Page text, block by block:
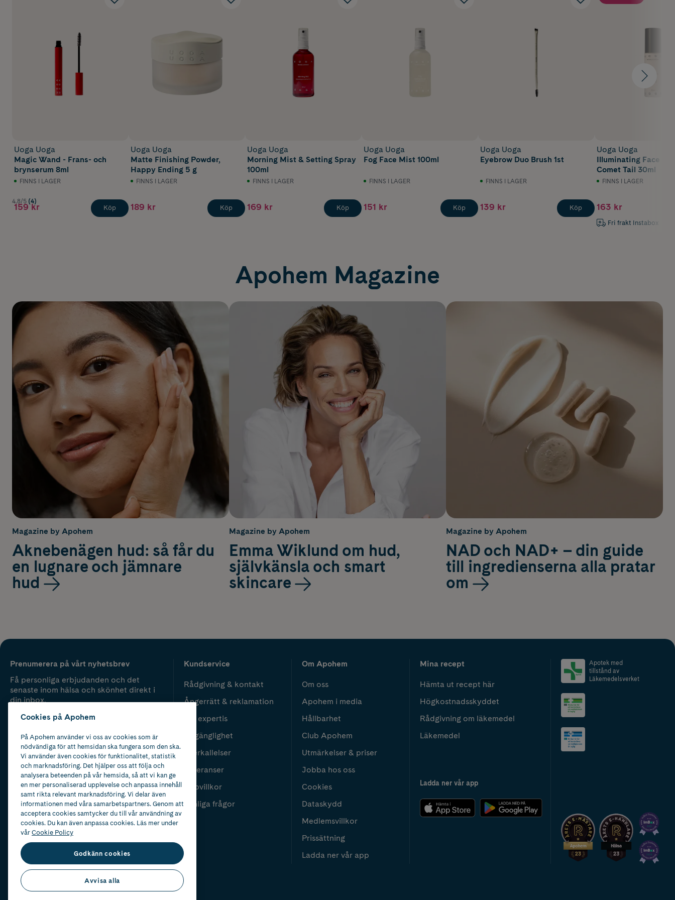
Uoga Uoga
Magic Wand - Frans- och
brynserum 8ml
FINNS I LAGER
4.8/5 (4)
159 kr Köp
Uoga Uoga
Matte Finishing Powder,
Happy Ending 5 g
FINNS I LAGER
189 kr Köp
Uoga Uoga
Morning Mist & Setting Spray
100ml
FINNS I LAGER
169 kr Köp
Uoga Uoga
Fog Face Mist 100ml
FINNS I LAGER
151 kr Köp
Uoga Uoga
Eyebrow Duo Brush 1st
FINNS I LAGER
139 kr Köp
Uoga Uoga
Illuminating Face
Comet Tail 30ml
FINNS I LAGER
163 kr
Fri frakt Instabox
Apohem Magazine
Magazine by Apohem
Aknebenägen hud: så får du
en lugnare och jämnare
hud
Magazine by Apohem
Emma Wiklund om hud,
självkänsla och smart
skincare
Magazine by Apohem
NAD och NAD+ – din guide
till ingredienserna alla pratar
om
Prenumerera på vårt nyhetsbrev
Få personliga erbjudanden och det
senaste inom hälsa och skönhet direkt i
din inbox.
Kundservice
Rådgivning & kontakt
Ångerrätt & reklamation
Vår expertis
Tillgänglighet
Återkallelser
Leveranser
Köpvillkor
Vanliga frågor
Om Apohem
Om oss
Apohem i media
Hållbarhet
Club Apohem
Utmärkelser & priser
Jobba hos oss
Cookies
Dataskydd
Medlemsvillkor
Prissättning
Ladda ner vår app
Mina recept
Hämta ut recept här
Högkostnadsskyddet
Rådgivning om läkemedel
Läkemedel
Ladda ner vår app
Apotek med
tillstånd av
Läkemedelsverket
2024
Cookies på Apohem
På Apohem använder vi oss av cookies som är
nödvändiga för att hemsidan ska fungera som den ska.
Vi använder även cookies för funktionalitet, statistik
och marknadsföring. Det hjälper oss att följa och
analysera beteenden på vår hemsida, så att vi kan ge
en mer personaliserad upplevelse och anpassa innehåll
samt rikta relevant marknadsföring. Vi delar även
informationen med våra samarbetspartners. Genom att
acceptera cookies samtycker du till vår användning av
cookies. Du kan även anpassa cookies. Läs mer under
vårCookie Policy
Godkänn cookies
Avvisa alla